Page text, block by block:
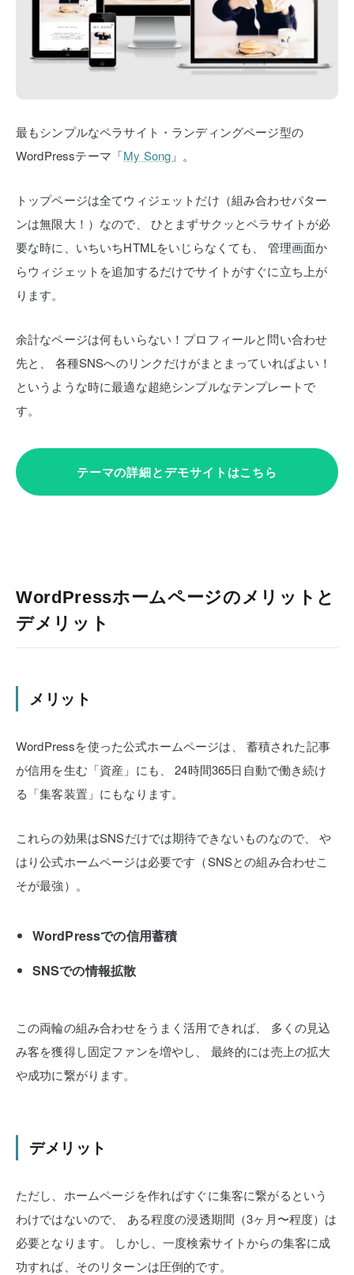
最もシンプルなペラサイト・ランディングページ型の
WordPressテーマ「My Song 」。
トップページは全てウィジェットだけ（組み合わせパター
ンは無限大！）なので、
ひとまずサクッとペラサイトが必
要な時に、いちいちHTMLをいじらなくても、
管理画面か
らウィジェットを追加するだけでサイトがすぐに立ち上が
ります。
余計なページは何もいらない！プロフィールと問い合わせ
先と、
各種SNSへのリンクだけがまとまっていればよい！
というような時に最適な超絶シンプルなテンプレートで
す。
テーマの詳細とデモサイトはこちら
WordPressホームページのメリットと
デメリット
メリット
WordPressを使った公式ホームページは、
蓄積された記事
が信用を生む「資産」にも、
24時間365日自動で働き続け
る「集客装置」にもなります。
これらの効果はSNSだけでは期待できないものなので、
や
はり公式ホームページは必要です（SNSとの組み合わせこ
そが最強）。
WordPressでの信用蓄積
SNSでの情報拡散
この両輪の組み合わせをうまく活用できれば、
多くの見込
み客を獲得し固定ファンを増やし、
最終的には売上の拡大
や成功に繋がります。
デメリット
ただし、ホームページを作ればすぐに集客に繋がるという
わけではないので、
ある程度の浸透期間（3ヶ月〜程度）は
必要となります。
しかし、一度検索サイトからの集客に成
功すれば、そのリターンは圧倒的です。